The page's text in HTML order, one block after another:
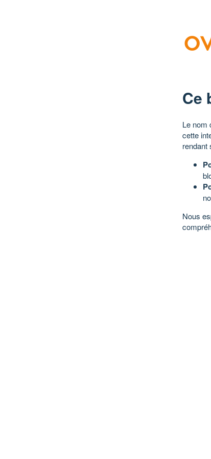
Ce
Le nom
cette
rendant
Nous